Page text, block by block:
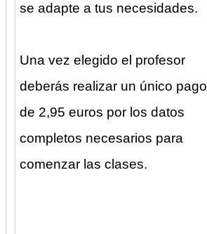
se adapte a tus necesidades.
Una vez elegido el profesor
deberás realizar un único pago
de 2,95 euros por los datos
completos necesarios para
comenzar las clases.